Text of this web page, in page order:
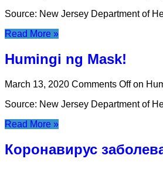
Source: New Jersey Department of
Read More »
Humingi ng Mask!
March 13, 2020 Comments Offon
Source: New Jersey Department of
Read More »
Коронавирус